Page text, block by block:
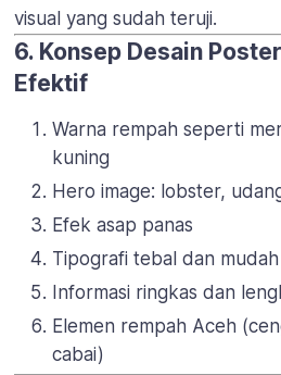
visual yang sudah teruji.
6. Konsep Desain
Efektif
Warna rempah seperti
kuning
Hero image: lobster,
Efek asap panas
Tipografi tebal dan
Informasi ringkas dan
Elemen rempah Aceh
cabai)